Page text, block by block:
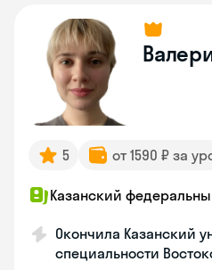
5 от 1590 ₽ за
Казанский
Окончила Казанский
специальности